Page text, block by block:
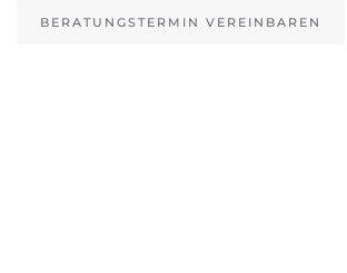
BERATUNGSTERMIN VEREINBAREN